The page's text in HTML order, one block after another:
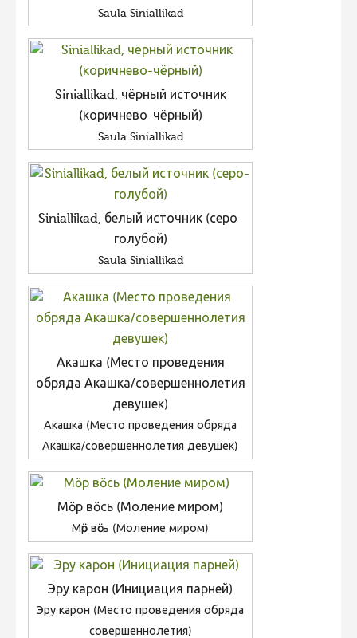
Saula Siniallikad
Siniallikad, чёрный источник
(коричнево-чёрный)
Saula Siniallikad
Siniallikad, белый источник (серо-
голубой)
Saula Siniallikad
Акашка (Место проведения
обряда Акашка/совершеннолетия
девушек)
Акашка (Место проведения обряда
Акашка/совершеннолетия девушек)
Мӧр вӧсь (Моление миром)
Мӧр вӧсь (Моление миром)
Эру карон (Инициация парней)
Эру карон (Место проведения обряда
совершеннолетия)